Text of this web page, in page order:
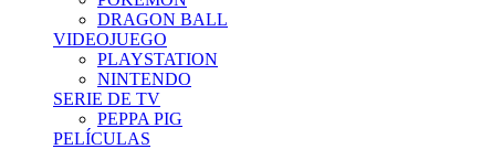
DRAGON BALL
VIDEOJUEGO
PLAYSTATION
NINTENDO
SERIE DE TV
PEPPA PIG
PELÍCULAS